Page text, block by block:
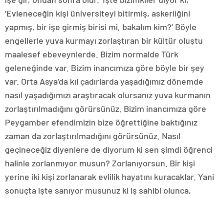
‘Evleneceğin kişi üniversiteyi bitirmiş, askerliğini
yapmış, bir işe girmiş birisi mi, bakalım kim?’ Böyle
engellerle yuva kurmayı zorlaştıran bir kültür oluştu
maalesef ebeveynlerde. Bizim normalde Türk
geleneğinde var. Bizim inancımıza göre böyle bir şey
var. Orta Asya’da kıl çadırlarda yaşadığımız dönemde
nasıl yaşadığımızı araştıracak olursanız yuva kurmanın
zorlaştırılmadığını görürsünüz. Bizim inancımıza göre
Peygamber efendimizin bize öğrettiğine baktığınız
zaman da zorlaştırılmadığını görürsünüz. Nasıl
geçineceğiz diyenlere de diyorum ki sen şimdi öğrenci
halinle zorlanmıyor musun? Zorlanıyorsun. Bir kişi
yerine iki kişi zorlanarak evlilik hayatını kuracaklar. Yani
sonuçta işte sanıyor musunuz ki iş sahibi olunca,